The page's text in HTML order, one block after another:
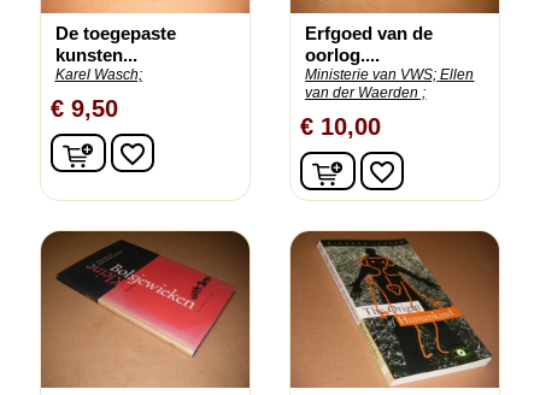
De toegepaste
kunsten...
Karel Wasch;
€ 9,50
In winkelwagen
favorite_border
Erfgoed van de
oorlog....
Ministerie van VWS; Ellen
van der Waerden ;
€ 10,00
In winkelwagen
favorite_border